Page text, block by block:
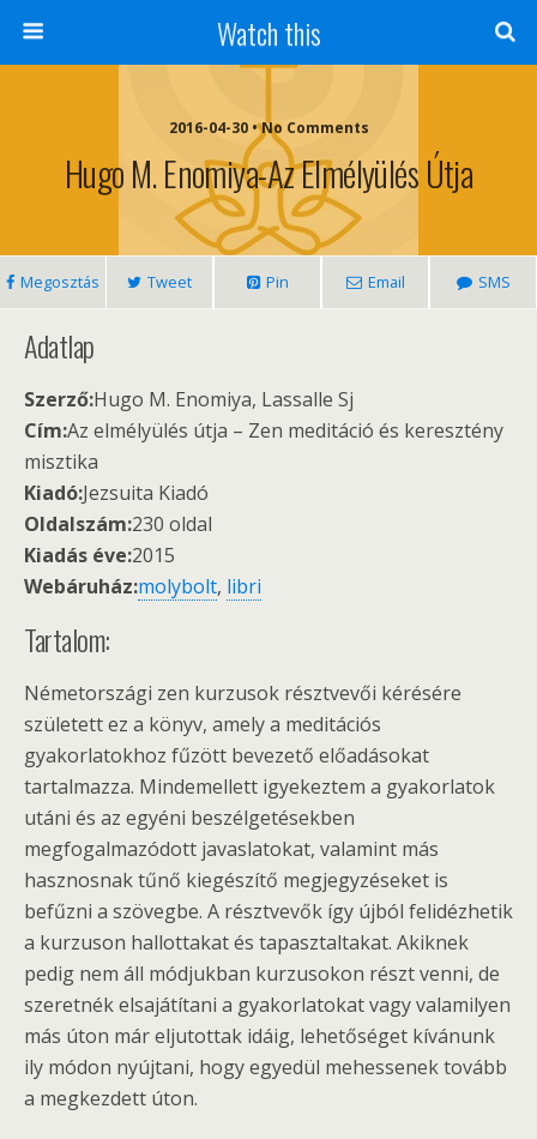
Watch this
2016-04-30 • No Comments
Hugo M. Enomiya-Az Elmélyülés Útja
Megosztás Tweet Pin Email SMS
Adatlap
Szerző:Hugo M. Enomiya, Lassalle Sj
Cím:Az elmélyülés útja – Zen meditáció és keresztény
misztika
Kiadó:Jezsuita Kiadó
Oldalszám:230 oldal
Kiadás éve:2015
Webáruház:molybolt, libri
Tartalom:
Németországi zen kurzusok résztvevői kérésére
született ez a könyv, amely a meditációs
gyakorlatokhoz fűzött bevezető előadásokat
tartalmazza. Mindemellett igyekeztem a gyakorlatok
utáni és az egyéni beszélgetésekben
megfogalmazódott javaslatokat, valamint más
hasznosnak tűnő kiegészítő megjegyzéseket is
befűzni a szövegbe. A résztvevők így újból felidézhetik
a kurzuson hallottakat és tapasztaltakat. Akiknek
pedig nem áll módjukban kurzusokon részt venni, de
szeretnék elsajátítani a gyakorlatokat vagy valamilyen
más úton már eljutottak idáig, lehetőséget kívánunk
ily módon nyújtani, hogy egyedül mehessenek tovább
a megkezdett úton.